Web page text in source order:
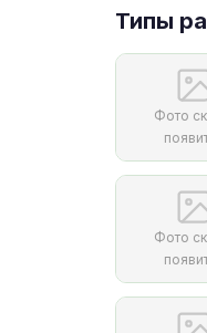
Типы
Фото
Фото